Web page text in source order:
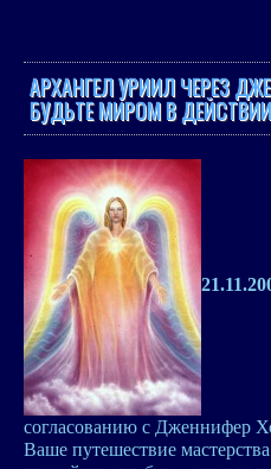
АРХАНГЕЛ УРИИЛ ЧЕРЕЗ
БУДЬТЕ МИРОМ В ДЕЙСТВИИ
согласованию с Дженнифер
Ваше путешествие